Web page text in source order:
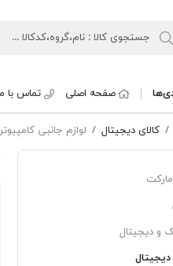
بزرگ
صفحه اصلی تماس با
کالای دیجیتال لوازم جانبی
و دیجیتال
دیجیتال